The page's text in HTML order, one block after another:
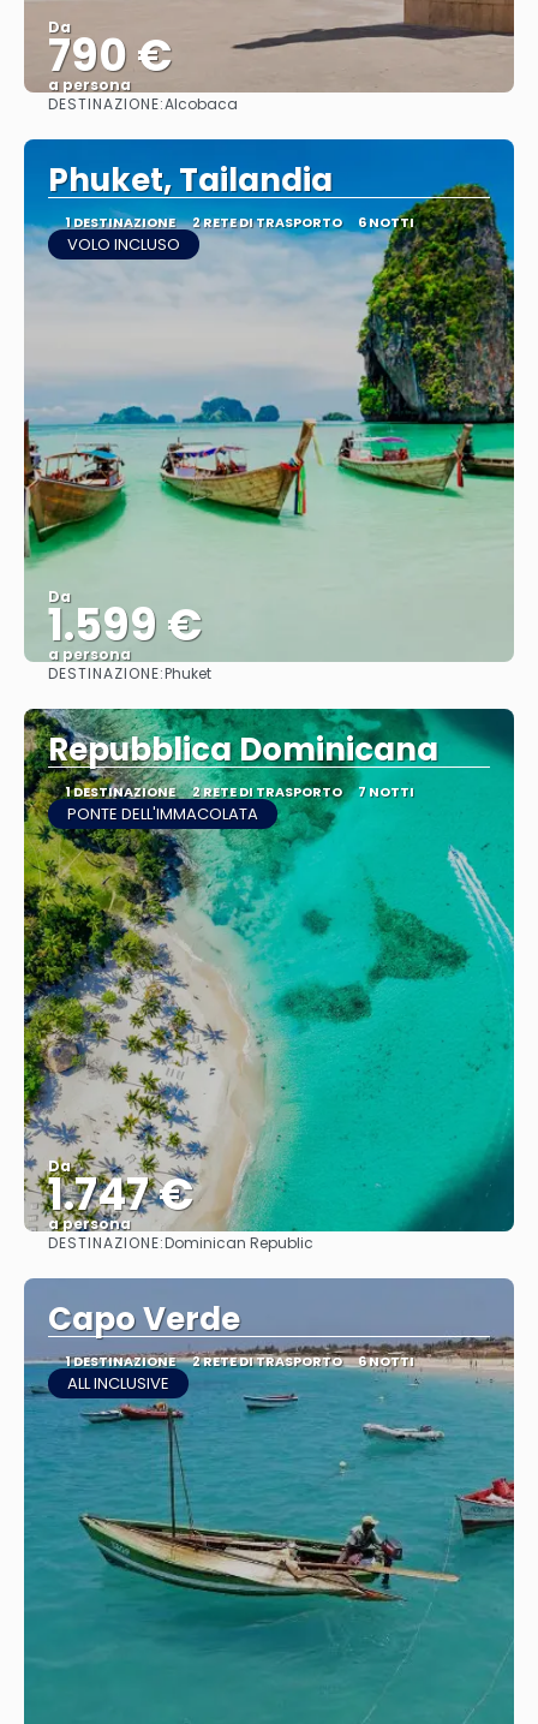
Da
790 €
a persona
DESTINAZIONE:Alcobaca
Phuket, Tailandia
1 DESTINAZIONE 2 RETE DI TRASPORTO 6 NOTTI
VOLO INCLUSO
Da
1.599 €
a persona
DESTINAZIONE:Phuket
Repubblica Dominicana
1 DESTINAZIONE 2 RETE DI TRASPORTO 7 NOTTI
PONTE DELL'IMMACOLATA
Da
1.747 €
a persona
Vedere
DESTINAZIONE:Dominican Republic
Capo Verde
1 DESTINAZIONE 2 RETE DI TRASPORTO 6 NOTTI
ALL INCLUSIVE